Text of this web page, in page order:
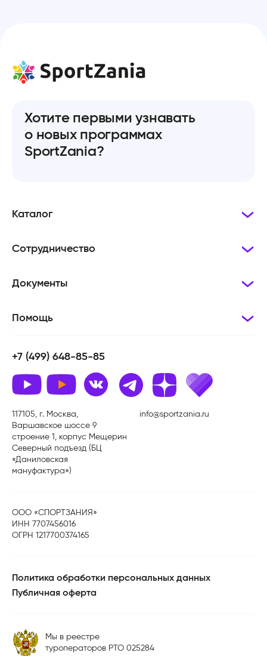
Хотите первыми узнавать
о новых программах
SportZania?
Каталог
Сотрудничество
Документы
Помощь
+7 (499) 648-85-85
117105, г. Москва,
Варшавское шоссе 9
строение 1, корпус Мещерин
Северный подъезд (БЦ
«Даниловская
мануфактура»)
info@sportzania.ru
ООО «СПОРТЗАНИЯ»
ИНН 7707456016
ОГРН 1217700374165
Политика обработки персональных данных
Публичная оферта
Мы в реестре
туроператоров РТО 025284